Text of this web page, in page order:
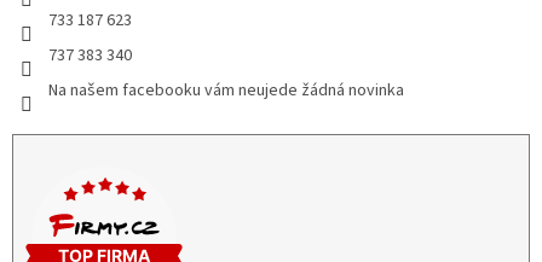
733 187 623
737 383 340
Na našem facebooku vám neujede žádná novinka